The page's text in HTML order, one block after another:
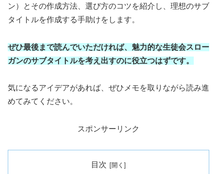
ン）とその作成方法、選び方のコツを紹介し、理想のサブ
タイトルを作成する手助けをします。
ぜひ最後まで読んでいただければ、魅力的な生徒会スロー
ガンのサブタイトルを考え出すのに役立つはずです。
気になるアイデアがあれば、ぜひメモを取りながら読み進
めてみてください。
スポンサーリンク
目次